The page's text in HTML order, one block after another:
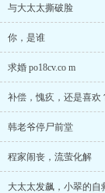
与大太太撕破脸
你，是谁
求婚 po18cv.co m
补偿，愧疚，还是喜欢
韩老爷停尸前堂
程家闹丧，流萤化解
大太太发飙，小翠的自